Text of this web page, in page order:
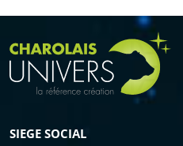
SIEGE SOCIAL